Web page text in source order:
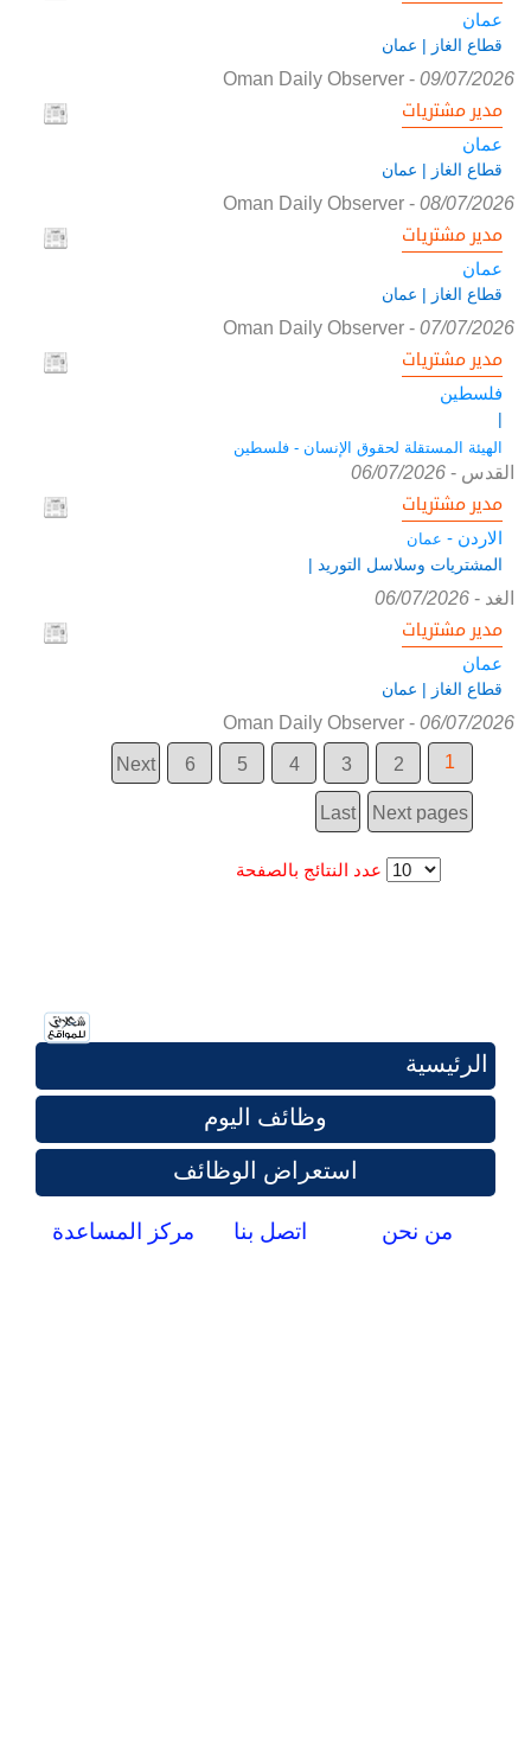
عمان
قطاع الغاز | عمان
Oman Daily Observer- 09/07/2026
مدير مشتريات
عمان
قطاع الغاز | عمان
Oman Daily Observer- 08/07/2026
مدير مشتريات
عمان
قطاع الغاز | عمان
Oman Daily Observer- 07/07/2026
مدير مشتريات
فلسطين
|
الهيئة المستقلة لحقوق الإنسان - فلسطين
القدس -
06/07/2026
مدير مشتريات
الاردن - عمان
المشتريات وسلاسل التوريد |
الغد -
06/07/2026
مدير مشتريات
عمان
قطاع الغاز | عمان
Oman Daily Observer- 06/07/2026
1
2
3
4
5
6
Next
Next pages
Last
عدد النتائج بالصفحة
الرئيسية
وظائف اليوم
استعراض الوظائف
من نحن اتصل بنا مركز المساعدة